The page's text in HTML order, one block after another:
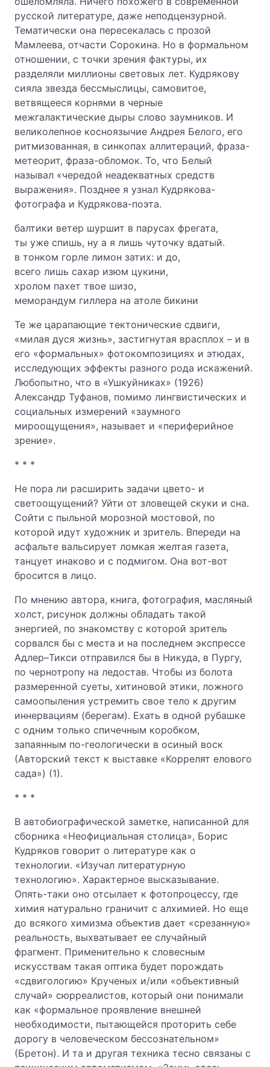
русской литературе, даже неподцензурной.
Тематически она пересекалась с прозой
Мамлеева, отчасти Сорокина. Но в формальном
отношении, с точки зрения фактуры, их
разделяли миллионы световых лет. Кудрякову
сияла звезда бессмыслицы, самовитое,
ветвящееся корнями в черные
межгалактические дыры слово заумников. И
великолепное косноязычие Андрея Белого, его
ритмизованная, в синкопах аллитераций, фраза-
метеорит, фраза-обломок. То, что Белый
называл «чередой неадекватных средств
выражения». Позднее я узнал Кудрякова-
фотографа и Кудрякова-поэта.
балтики ветер шуршит в парусах фрегата,
ты уже спишь, ну а я лишь чуточку вдатый.
в тонком горле лимон затих: и до,
всего лишь сахар изюм цукини,
хролом пахет твое шизо,
меморандум гиллера на атоле бикини
Те же царапающие тектонические сдвиги,
«милая дуся жизнь», застигнутая врасплох – и в
его «формальных» фотокомпозициях и этюдах,
исследующих эффекты разного рода искажений.
Любопытно, что в «Ушкуйниках» (1926)
Александр Туфанов, помимо лингвистических и
социальных измерений «заумного
мироощущения», называет и «периферийное
зрение».
* * *
Не пора ли расширить задачи цвето- и
светоощущений? Уйти от зловещей скуки и сна.
Сойти с пыльной морозной мостовой, по
которой идут художник и зритель. Впереди на
асфальте вальсирует ломкая желтая газета,
танцует инаково и с подмигом. Она вот-вот
бросится в лицо.
По мнению автора, книга, фотография, масляный
холст, рисунок должны обладать такой
энергией, по знакомству с которой зритель
сорвался бы с места и на последнем экспрессе
Адлер–Тикси отправился бы в Никуда, в Пургу,
по чернотропу на ледостав. Чтобы из болота
размеренной суеты, хитиновой этики, ложного
самоопыления устремить свое тело к другим
иннервациям (берегам). Ехать в одной рубашке
с одним только спичечным коробком,
запаянным по-геологически в осиный воск
(Авторский текст к выставке «Коррелят елового
сада») (1).
* * *
В автобиографической заметке, написанной для
сборника «Неофициальная столица», Борис
Кудряков говорит о литературе как о
технологии. «Изучал литературную
технологию». Характерное высказывание.
Опять-таки оно отсылает к фотопроцессу, где
химия натурально граничит с алхимией. Но еще
до всякого химизма объектив дает «срезанную»
реальность, выхватывает ее случайный
фрагмент. Применительно к словесным
искусствам такая оптика будет порождать
«сдвигологию» Крученых и/или «объективный
случай» сюрреалистов, который они понимали
как «формальное проявление внешней
необходимости, пытающейся проторить себе
дорогу в человеческом бессознательном»
(Бретон). И та и другая техника тесно связаны с